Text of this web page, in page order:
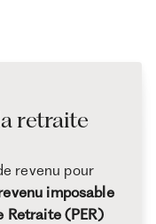
retraite
revenu pour
imposable
Retraite (PER)